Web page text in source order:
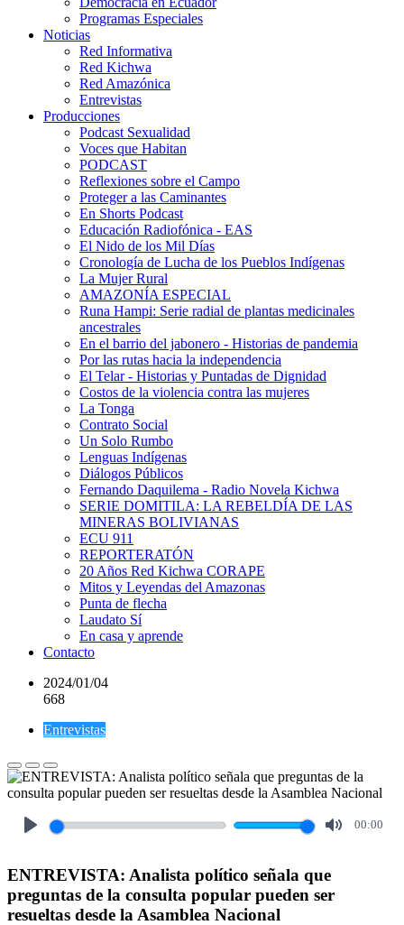
Programas Especiales
Noticias
Red Informativa
Red Kichwa
Red Amazónica
Entrevistas
Producciones
Podcast Sexualidad
Voces que Habitan
PODCAST
Reflexiones sobre el Campo
Proteger a las Caminantes
En Shorts Podcast
Educación Radiofónica - EAS
El Nido de los Mil Días
Cronología de Lucha de los Pueblos Indígenas
La Mujer Rural
AMAZONÍA ESPECIAL
Runa Hampi: Serie radial de plantas medicinales
ancestrales
En el barrio del jabonero - Historias de pandemia
Por las rutas hacia la independencia
El Telar - Historias y Puntadas de Dignidad
Costos de la violencia contra las mujeres
La Tonga
Contrato Social
Un Solo Rumbo
Lenguas Indígenas
Diálogos Públicos
Fernando Daquilema - Radio Novela Kichwa
SERIE DOMITILA: LA REBELDÍA DE LAS
MINERAS BOLIVIANAS
ECU 911
REPORTERATÓN
20 Años Red Kichwa CORAPE
Mitos y Leyendas del Amazonas
Punta de flecha
Laudato Sí
En casa y aprende
Contacto
2024/01/04
668
Entrevistas
00:00
ENTREVISTA: Analista político señala que
preguntas de la consulta popular pueden ser
resueltas desde la Asamblea Nacional